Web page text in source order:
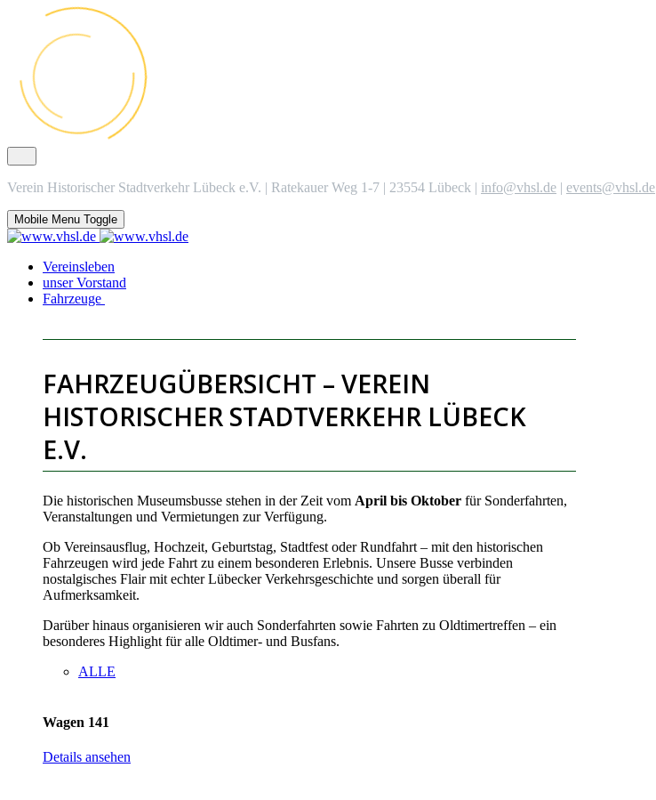
Verein Historischer Stadtverkehr Lübeck e.V. | Ratekauer Weg 1-7 | 23554 Lübeck | info@vhsl.de | events@vhsl.de
Mobile Menu Toggle
Vereinsleben
unser Vorstand
Fahrzeuge
FAHRZEUGÜBERSICHT – VEREIN
HISTORISCHER STADTVERKEHR LÜBECK
E.V.
Die historischen Museumsbusse stehen in der Zeit vom April bis Oktober für Sonderfahrten,
Veranstaltungen und Vermietungen zur Verfügung.
Ob Vereinsausflug, Hochzeit, Geburtstag, Stadtfest oder Rundfahrt – mit den historischen
Fahrzeugen wird jede Fahrt zu einem besonderen Erlebnis. Unsere Busse verbinden
nostalgisches Flair mit echter Lübecker Verkehrsgeschichte und sorgen überall für
Aufmerksamkeit.
Darüber hinaus organisieren wir auch Sonderfahrten sowie Fahrten zu Oldtimertreffen – ein
besonderes Highlight für alle Oldtimer- und Busfans.
ALLE
Wagen 141
Details ansehen